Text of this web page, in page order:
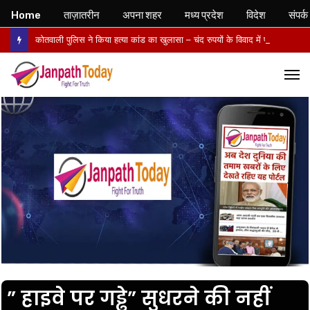
” हाइवे पर गड्ढे” सुधरने की नहीं
Home ताज़ातरीन अपना शहर मध्य प्रदेश विदेश संपर्क